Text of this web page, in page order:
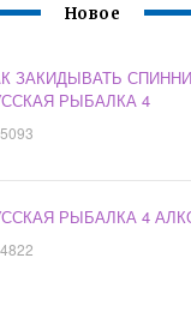
Новое
ЗАКИДЫВАТЬ
РЫБАЛКА 4
5093
РЫБАЛКА 4
4822